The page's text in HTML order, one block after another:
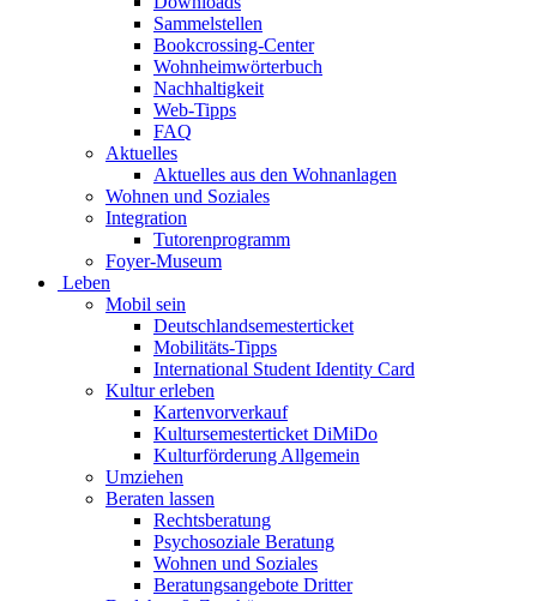
Sammelstellen
Bookcrossing-Center
Wohnheimwörterbuch
Nachhaltigkeit
Web-Tipps
FAQ
Aktuelles
Aktuelles aus den Wohnanlagen
Wohnen und Soziales
Integration
Tutorenprogramm
Foyer-Museum
Leben
Mobil sein
Deutschlandsemesterticket
Mobilitäts-Tipps
International Student Identity Card
Kultur erleben
Kartenvorverkauf
Kultursemesterticket DiMiDo
Kulturförderung Allgemein
Umziehen
Beraten lassen
Rechtsberatung
Psychosoziale Beratung
Wohnen und Soziales
Beratungsangebote Dritter